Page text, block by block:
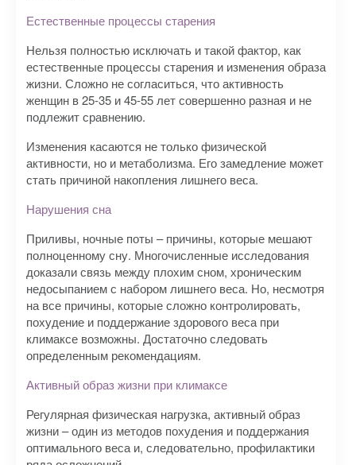
Естественные процессы старения
Нельзя полностью исключать и такой фактор, как
естественные процессы старения и изменения образа
жизни. Сложно не согласиться, что активность
женщин в 25-35 и 45-55 лет совершенно разная и не
подлежит сравнению.
Изменения касаются не только физической
активности, но и метаболизма. Его замедление может
стать причиной накопления лишнего веса.
Нарушения сна
Приливы, ночные поты – причины, которые мешают
полноценному сну. Многочисленные исследования
доказали связь между плохим сном, хроническим
недосыпанием с набором лишнего веса. Но, несмотря
на все причины, которые сложно контролировать,
похудение и поддержание здорового веса при
климаксе возможны. Достаточно следовать
определенным рекомендациям.
Активный образ жизни при климаксе
Регулярная физическая нагрузка, активный образ
жизни – один из методов похудения и поддержания
оптимального веса и, следовательно, профилактики